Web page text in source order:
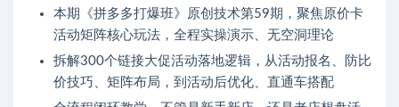
本期《拼多多打爆班》原创技术第59期，聚焦原价卡
活动矩阵核心玩法，全程实操演示、无空洞理论
拆解300个链接大促活动落地逻辑，从活动报名、防比
价技巧、矩阵布局，到活动后优化、直通车搭配